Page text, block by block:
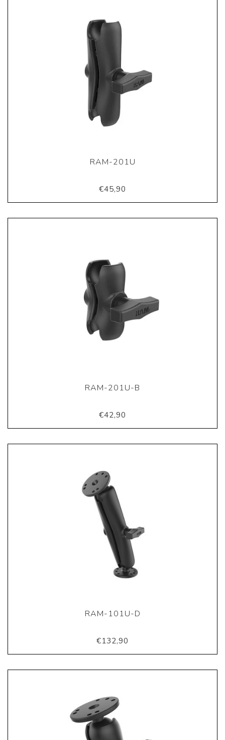
RAM-201U
€45,90
RAM-201U-B
€42,90
RAM-101U-D
€132,90